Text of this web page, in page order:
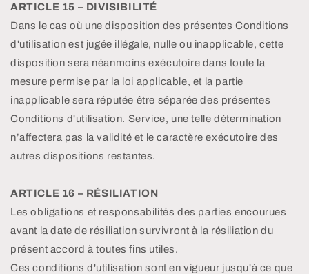
ARTICLE 15 – DIVISIBILITÉ
Dans le cas où une disposition des présentes Conditions
d'utilisation est jugée illégale, nulle ou inapplicable, cette
disposition sera néanmoins exécutoire dans toute la
mesure permise par la loi applicable, et la partie
inapplicable sera réputée être séparée des présentes
Conditions d'utilisation. Service, une telle détermination
n’affectera pas la validité et le caractère exécutoire des
autres dispositions restantes.
ARTICLE 16 – RÉSILIATION
Les obligations et responsabilités des parties encourues
avant la date de résiliation survivront à la résiliation du
présent accord à toutes fins utiles.
Ces conditions d'utilisation sont en vigueur jusqu'à ce que